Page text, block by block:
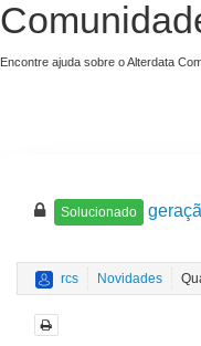
Encontre ajuda sobre o Alterdata
Solucionado
rcs Novidades